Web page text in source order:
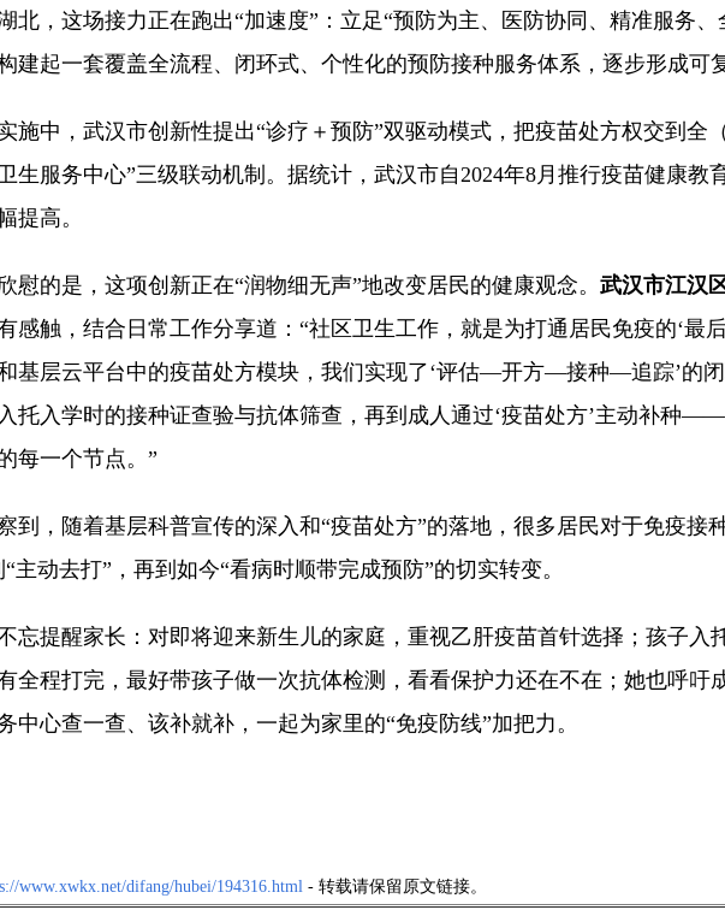
北，这场接力正在跑出“加速度”：立足“预防为主、医防协同、精准服务
建起一套覆盖全流程、闭环式、个性化的预防接种服务体系，逐步形成可
施中，武汉市创新性提出“诊疗＋预防”双驱动模式，把疫苗处方权交到
生服务中心”三级联动机制。据统计，武汉市自2024年8月推行疫苗健康教
提高。
慰的是，这项创新正在“润物细无声”地改变居民的健康观念。 武汉市江汉
感触，结合日常工作分享道：“社区卫生工作，就是为打通居民免疫的‘最
基层云平台中的疫苗处方模块，我们实现了‘评估—开方—接种—追踪’的
托入学时的接种证查验与抗体筛查，再到成人通过‘疫苗处方’主动补种
每一个节点。”
到，随着基层科普宣传的深入和“疫苗处方”的落地，很多居民对于免疫
主动去打”，再到如今“看病时顺带完成预防”的切实转变。
忘提醒家长：对即将迎来新生儿的家庭，重视乙肝疫苗首针选择；孩子入
全程打完，最好带孩子做一次抗体检测，看看保护力还在不在；她也呼吁
中心查一查、该补就补，一起为家里的“免疫防线”加把力。
www.xwkx.net/difang/hubei/194316.html- 转载请保留原文链接。